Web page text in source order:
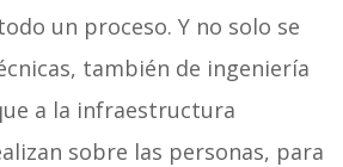
un proceso. Y no solo se
también de ingeniería
a la infraestructura
sobre las personas, para